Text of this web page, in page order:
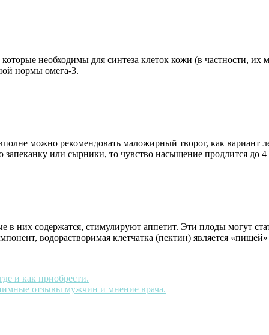
необходимы для синтеза клеток кожи (в частности,
нормы омега-3.
можно рекомендовать маложирный творог, как
запеканку или сырники, то чувство насыщение продлится до 4
в них содержатся, стимулируют аппетит. Эти плоды могут
водорастворимая клетчатка (пектин) является
и как приобрести.
отзывы мужчин и мнение врача.